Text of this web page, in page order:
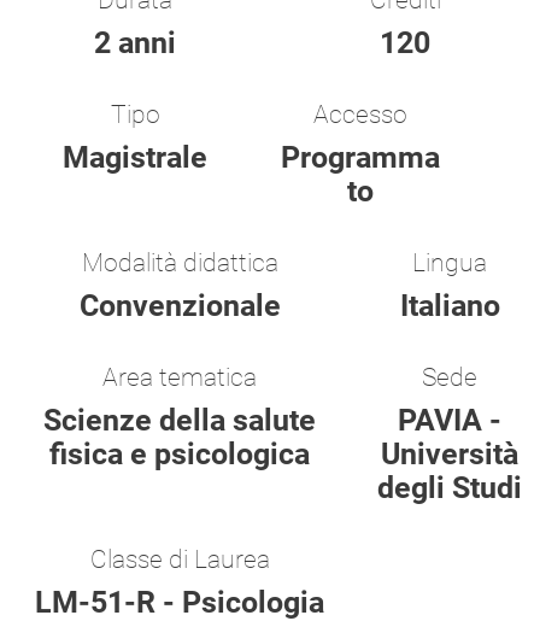
2 anni 120
Tipo
Magistrale
Accesso
Programma
to
Modalità didattica
Convenzionale
Lingua
Italiano
Area tematica
Scienze della salute
fisica e psicologica
Sede
PAVIA -
Università
degli Studi
Classe di Laurea
LM-51-R - Psicologia